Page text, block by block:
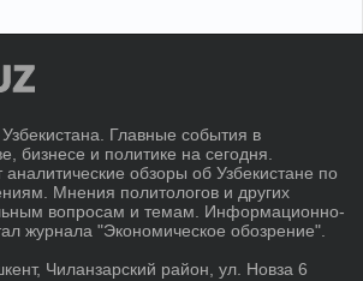
Главные события в
бизнесе и политике на сегодня.
аналитические обзоры об Узбекистане по
Мнения политологов и других
вопросам и темам. Информационно-
журнала "Экономическое обозрение".
Чиланзарский район, ул. Новза 6